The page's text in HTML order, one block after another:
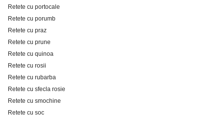
Retete cu portocale
Retete cu porumb
Retete cu praz
Retete cu prune
Retete cu quinoa
Retete cu rosii
Retete cu rubarba
Retete cu sfecla rosie
Retete cu smochine
Retete cu soc